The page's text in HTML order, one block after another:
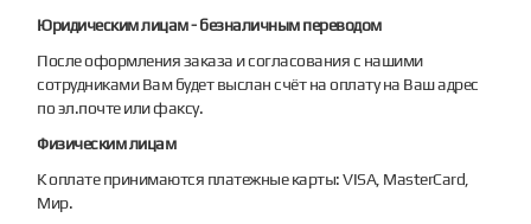
Юридическим лицам - безналичным переводом
После оформления заказа и согласования с нашими
сотрудниками Вам будет выслан счёт на оплату на Ваш адрес
по эл.почте или факсу.
Физическим лицам
К оплате принимаются платежные карты: VISA, MasterCard,
Мир.